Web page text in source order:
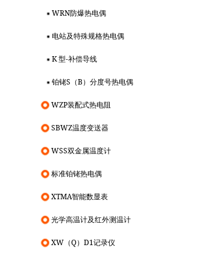
WRN防爆热电偶
电站及特殊规格热电偶
K 型-补偿导线
铂铑S（B）分度号热电偶
WZP装配式热电阻
SBWZ温度变送器
WSS双金属温度计
标准铂铑热电偶
XTMA智能数显表
光学高温计及红外测温计
XW（Q）D1记录仪